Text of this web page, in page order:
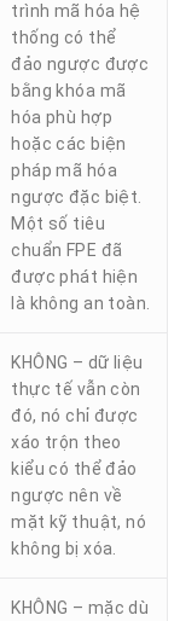
trình mã hóa hệ
thống có thể
đảo ngược được
bằng khóa mã
hóa phù hợp
hoặc các biện
pháp mã hóa
ngược đặc biệt.
Một số tiêu
chuẩn FPE đã
được phát hiện
là không an toàn.
KHÔNG – dữ liệu
thực tế vẫn còn
đó, nó chỉ được
xáo trộn theo
kiểu có thể đảo
ngược nên về
mặt kỹ thuật, nó
không bị xóa.
KHÔNG – mặc dù